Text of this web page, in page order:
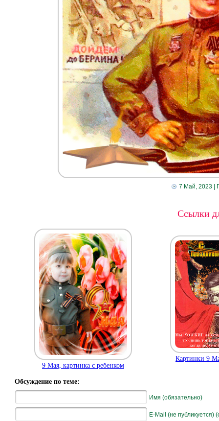
7 Май, 2023|
Ссылки
9 Мая, картинка с ребенком
Картинки 9
Обсуждение по теме:
Имя (обязательно)
E-Mail (не публикуется)